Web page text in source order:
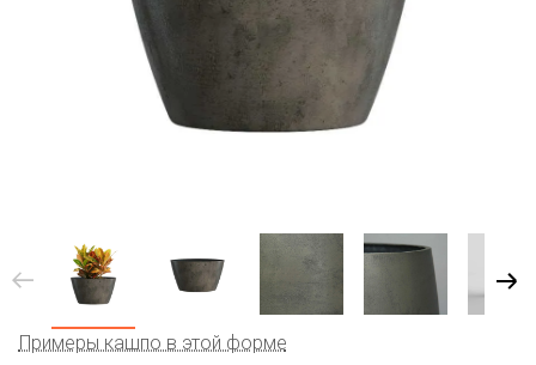
Примеры кашпо в этой форме